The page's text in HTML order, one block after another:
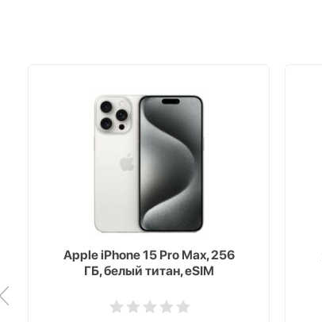
Apple iPhone 15 Pro Max, 256
ГБ, белый титан, eSIM